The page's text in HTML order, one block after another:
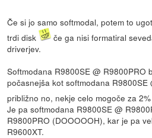
Če si jo samo softmodal, potem to
trdi disk
če ga nisi formatiral
driverjev.
Softmodana R9800SE @ R9800PRO
počasnejša kot softmodana R9800SE
približno no, nekje celo mogoče za 2%
Je pa softmodana R9800SE @
R9800PRO (DOOOOOH), kar je pa
R9600XT.